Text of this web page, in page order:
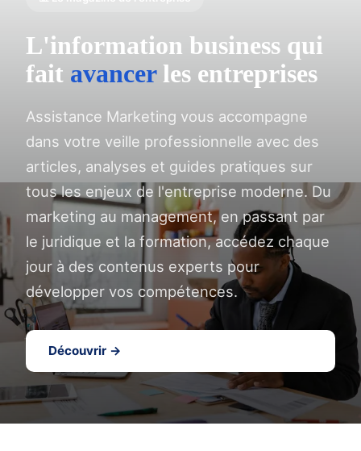
L'information business qui
fait avancerles entreprises
Assistance Marketing vous accompagne
dans votre veille professionnelle avec des
articles, analyses et guides pratiques sur
tous les enjeux de l'entreprise moderne. Du
marketing au management, en passant par
le juridique et la formation, accédez chaque
jour à des contenus experts pour
développer vos compétences.
Découvrir →